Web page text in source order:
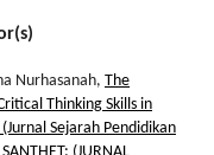
Nurhasanah, The
Thinking Skills in
Sejarah Pendidikan